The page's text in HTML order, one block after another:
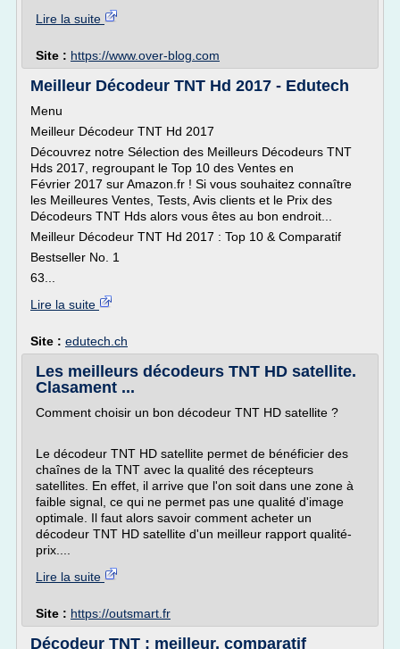
Lire la suite
Site : https://www.over-blog.com
Meilleur Décodeur TNT Hd 2017 - Edutech
Menu
Meilleur Décodeur TNT Hd 2017
Découvrez notre Sélection des Meilleurs Décodeurs TNT
Hds 2017, regroupant le Top 10 des Ventes en
Février 2017 sur Amazon.fr ! Si vous souhaitez connaître
les Meilleures Ventes, Tests, Avis clients et le Prix des
Décodeurs TNT Hds alors vous êtes au bon endroit...
Meilleur Décodeur TNT Hd 2017 : Top 10 & Comparatif
Bestseller No. 1
63...
Lire la suite
Site : edutech.ch
Les meilleurs décodeurs TNT HD satellite.
Clasament ...
Comment choisir un bon décodeur TNT HD satellite ?
Le décodeur TNT HD satellite permet de bénéficier des
chaînes de la TNT avec la qualité des récepteurs
satellites. En effet, il arrive que l'on soit dans une zone à
faible signal, ce qui ne permet pas une qualité d'image
optimale. Il faut alors savoir comment acheter un
décodeur TNT HD satellite d'un meilleur rapport qualité-
prix....
Lire la suite
Site : https://outsmart.fr
Décodeur TNT : meilleur, comparatif